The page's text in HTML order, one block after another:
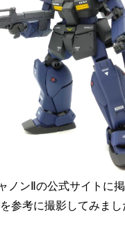
ノンⅡの公式サイトに
参考に撮影してみまし